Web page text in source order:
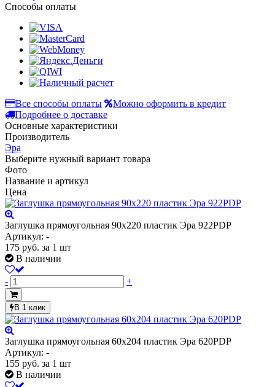
Способы оплаты
Все способы оплаты
Можно оформить в кредит
Подробнее о доставке
Основные характеристики
Производитель
Эра
Выберите нужный вариант товара
Фото
Название и артикул
Цена
Заглушка прямоугольная 90х220 пластик Эра 922PDP
Артикул: -
175 руб. за 1 шт
В наличии
- +
В 1 клик
Заглушка прямоугольная 60х204 пластик Эра 620PDP
Артикул: -
155 руб. за 1 шт
В наличии